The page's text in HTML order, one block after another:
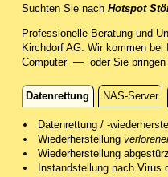
Suchten Sie nach Hotspot
Professionelle Beratung und
Kirchdorf AG. Wir kommen
Computer — oder Sie bringen
Datenrettung NAS-Server
Datenrettung
Datenrettung / -
Wir retten Ihre
Nach einer ersten
Je nach
Wiederherstellung
Nach einer erfolgreichen
bereit.
Wiederherstellung
Wir retten
Instandstellung nach Virus